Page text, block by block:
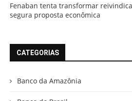
Fenaban tenta transformar
segura proposta econômica
CATEGORIAS
Banco da Amazônia